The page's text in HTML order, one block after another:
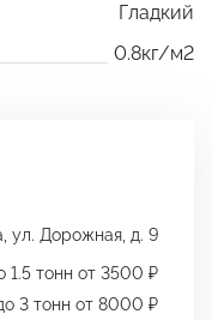
Гладкий
0.8кг/м2
ул. Дорожная, д. 9
1.5 тонн от 3500 ₽
3 тонн от 8000 ₽